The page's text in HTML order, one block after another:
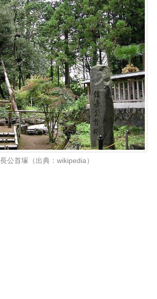
公首塚（出典：wikipedia）